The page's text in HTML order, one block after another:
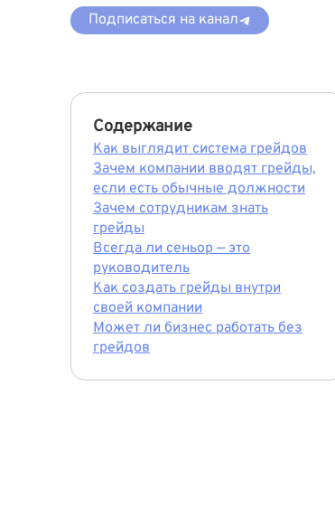
Подписаться на канал
Содержание
Как выглядит система грейдов
Зачем компании вводят грейды,
если есть обычные должности
Зачем сотрудникам знать
грейды
Всегда ли сеньор — это
руководитель
Как создать грейды внутри
своей компании
Может ли бизнес работать без
грейдов